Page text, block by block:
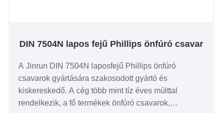
DIN 7504N lapos fejű Phillips önfúró csavar
A Jinrun DIN 7504N laposfejű Phillips önfúró
csavarok gyártására szakosodott gyártó és
kiskereskedő. A cég több mint tíz éves múlttal
rendelkezik, a fő termékek önfúró csavarok,